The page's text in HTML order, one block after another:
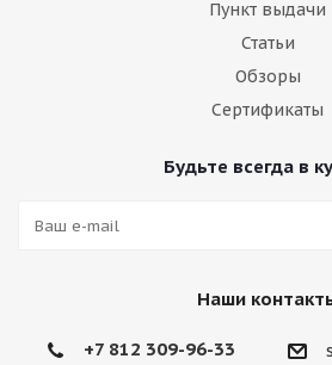
Пункт выдачи
Статьи
Обзоры
Сертификаты
Будьте всегда в
Наши
+7 812 309-96-33